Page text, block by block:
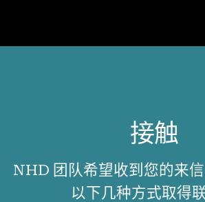
新闻与事件
接触
NHD 团队希望收到您的来
以下几种方式取得联